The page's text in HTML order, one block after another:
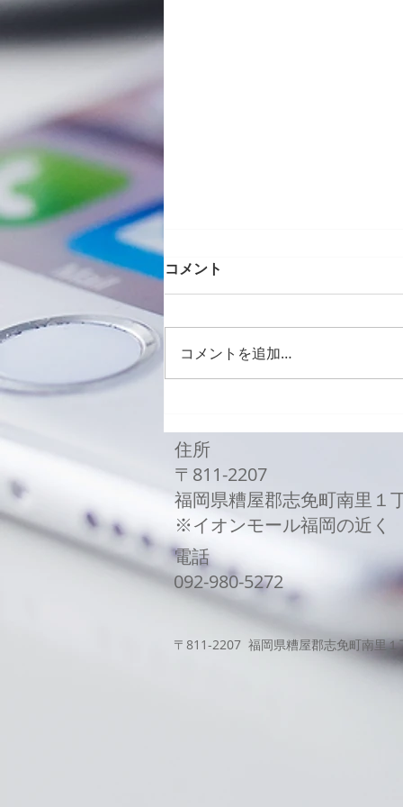
交換修理
コメント
コメントを追加…
住所
〒811-2207
福岡県糟屋郡志免町南里１
​※イオンモール福岡の近く
電話
​092-980-5272
〒811-2207 福岡県糟屋郡志免町南里１